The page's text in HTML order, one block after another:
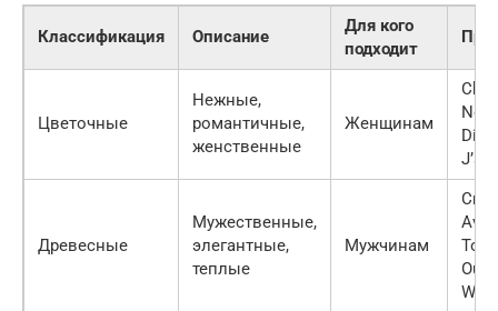
Классификация Описание
Для кого
подходит
Цветочные
Нежные,
романтичные,
женственные
Женщинам
No.
Dior
Древесные
Мужественные,
элегантные,
теплые
Мужчинам
Tom
Oud